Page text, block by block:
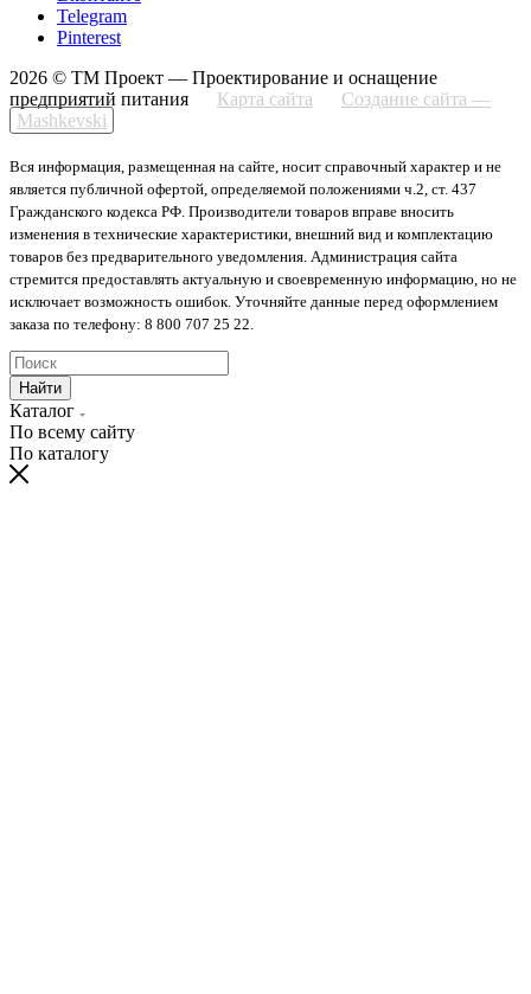
Telegram
Pinterest
2026 © ТМ Проект — Проектирование и оснащение
предприятий питания
Карта сайта
Создание сайта —
Mashkevski
Вся информация, размещенная на сайте, носит справочный характер и не
является публичной офертой, определяемой положениями ч.2, ст. 437
Гражданского кодекса РФ. Производители товаров вправе вносить
изменения в технические характеристики, внешний вид и комплектацию
товаров без предварительного уведомления. Администрация сайта
стремится предоставлять актуальную и своевременную информацию, но не
исключает возможность ошибок. Уточняйте данные перед оформлением
заказа по телефону: 8 800 707 25 22.
Найти
Каталог
По всему сайту
По каталогу